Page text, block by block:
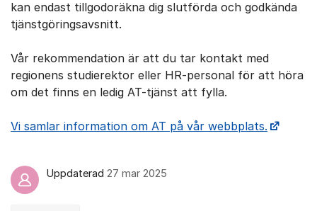
kan endast tillgodoräkna dig slutförda och godkända
tjänstgöringsavsnitt.
Vår rekommendation är att du tar kontakt med
regionens studierektor eller HR-personal för att höra
om det finns en ledig AT-tjänst att fylla.
Vi samlar information om AT på vår webbplats.
Uppdaterad 27 mar 2025